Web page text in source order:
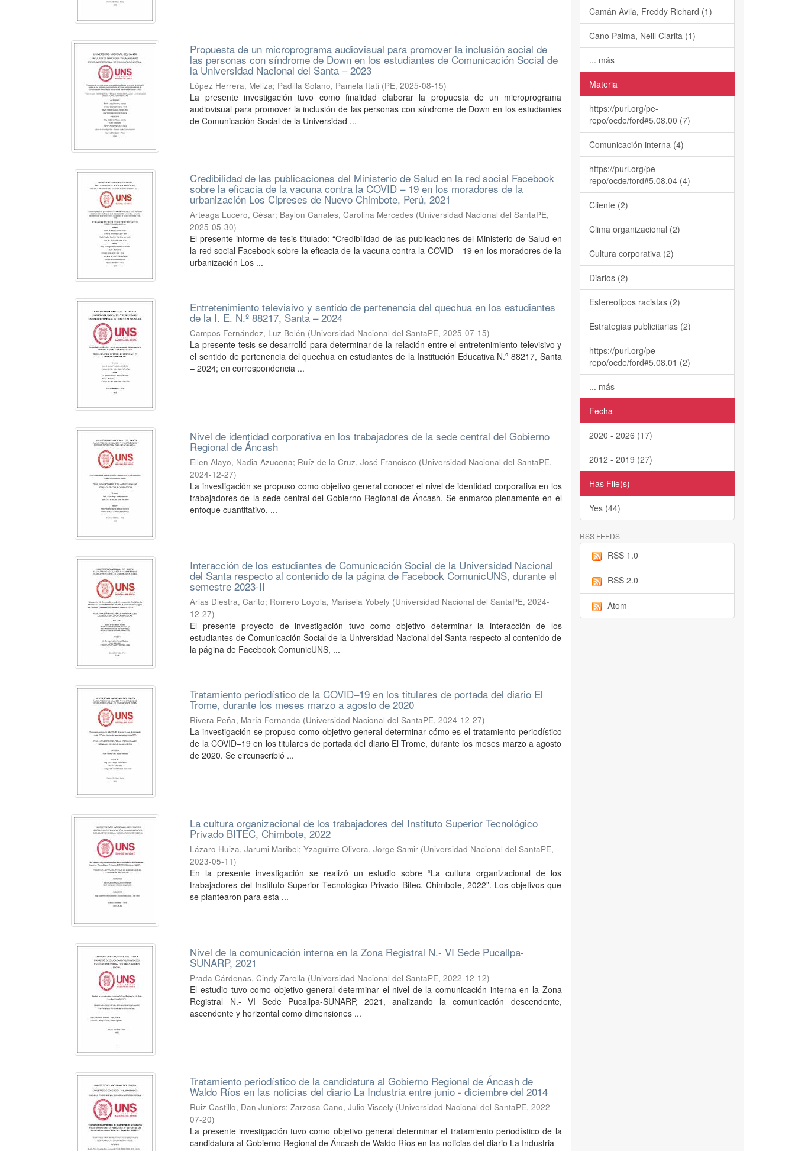
Propuesta de un microprograma audiovisual para promover la inclusión social de
las personas con síndrome de Down en los estudiantes de Comunicación Social de
la Universidad Nacional del Santa – 2023
López Herrera, Meliza; Padilla Solano, Pamela Itati (PE,2025-08-15)
La presente investigación tuvo como finalidad elaborar la propuesta de un microprograma
audiovisual para promover la inclusión de las personas con síndrome de Down en los estudiantes
de Comunicación Social de la Universidad ...
Credibilidad de las publicaciones del Ministerio de Salud en la red social Facebook
sobre la eficacia de la vacuna contra la COVID – 19 en los moradores de la
urbanización Los Cipreses de Nuevo Chimbote, Perú, 2021
Arteaga Lucero, César; Baylon Canales, Carolina Mercedes (Universidad Nacional del SantaPE,
2025-05-30)
El presente informe de tesis titulado: “Credibilidad de las publicaciones del Ministerio de Salud en
la red social Facebook sobre la eficacia de la vacuna contra la COVID – 19 en los moradores de la
urbanización Los ...
Entretenimiento televisivo y sentido de pertenencia del quechua en los estudiantes
de la I. E. N.º 88217, Santa – 2024
Campos Fernández, Luz Belén (Universidad Nacional del SantaPE,2025-07-15)
La presente tesis se desarrolló para determinar de la relación entre el entretenimiento televisivo y
el sentido de pertenencia del quechua en estudiantes de la Institución Educativa N.º 88217, Santa
– 2024; en correspondencia ...
Nivel de identidad corporativa en los trabajadores de la sede central del Gobierno
Regional de Áncash
Ellen Alayo, Nadia Azucena; Ruíz de la Cruz, José Francisco (Universidad Nacional del SantaPE,
2024-12-27)
La investigación se propuso como objetivo general conocer el nivel de identidad corporativa en los
trabajadores de la sede central del Gobierno Regional de Áncash. Se enmarco plenamente en el
enfoque cuantitativo, ...
Interacción de los estudiantes de Comunicación Social de la Universidad Nacional
del Santa respecto al contenido de la página de Facebook ComunicUNS, durante el
semestre 2023-II
Arias Diestra, Carito; Romero Loyola, Marisela Yobely (Universidad Nacional del SantaPE,2024-
12-27)
El presente proyecto de investigación tuvo como objetivo determinar la interacción de los
estudiantes de Comunicación Social de la Universidad Nacional del Santa respecto al contenido de
la página de Facebook ComunicUNS, ...
Tratamiento periodístico de la COVID–19 en los titulares de portada del diario El
Trome, durante los meses marzo a agosto de 2020
Rivera Peña, María Fernanda (Universidad Nacional del SantaPE,2024-12-27)
La investigación se propuso como objetivo general determinar cómo es el tratamiento periodístico
de la COVID–19 en los titulares de portada del diario El Trome, durante los meses marzo a agosto
de 2020. Se circunscribió ...
La cultura organizacional de los trabajadores del Instituto Superior Tecnológico
Privado BITEC, Chimbote, 2022
Lázaro Huiza, Jarumi Maribel;Yzaguirre Olivera, Jorge Samir (Universidad Nacional del SantaPE,
2023-05-11)
En la presente investigación se realizó un estudio sobre “La cultura organizacional de los
trabajadores del Instituto Superior Tecnológico Privado Bitec, Chimbote, 2022”. Los objetivos que
se plantearon para esta ...
Nivel de la comunicación interna en la Zona Registral N.- VI Sede Pucallpa-
SUNARP, 2021
Prada Cárdenas, Cindy Zarella (Universidad Nacional del SantaPE,2022-12-12)
El estudio tuvo como objetivo general determinar el nivel de la comunicación interna en la Zona
Registral N.- VI Sede Pucallpa-SUNARP, 2021, analizando la comunicación descendente,
ascendente y horizontal como dimensiones ...
Tratamiento periodístico de la candidatura al Gobierno Regional de Áncash de
Waldo Ríos en las noticias del diario La Industria entre junio - diciembre del 2014
Ruiz Castillo, Dan Juniors;Zarzosa Cano, Julio Viscely (Universidad Nacional del SantaPE,2022-
07-20)
La presente investigación tuvo como objetivo general determinar el tratamiento periodístico de la
candidatura al Gobierno Regional de Áncash de Waldo Ríos en las noticias del diario La Industria –
Camán Avila, Freddy Richard (1)
Cano Palma, Neill Clarita (1)
... más
Materia
https://purl.org/pe-
repo/ocde/ford#5.08.00 (7)
Comunicación interna (4)
https://purl.org/pe-
repo/ocde/ford#5.08.04 (4)
Cliente (2)
Clima organizacional (2)
Cultura corporativa (2)
Diarios (2)
Estereotipos racistas (2)
Estrategias publicitarias (2)
https://purl.org/pe-
repo/ocde/ford#5.08.01 (2)
... más
Fecha
2020 - 2026 (17)
2012 - 2019 (27)
Has File(s)
Yes (44)
RSS FEEDS
RSS 1.0
RSS 2.0
Atom